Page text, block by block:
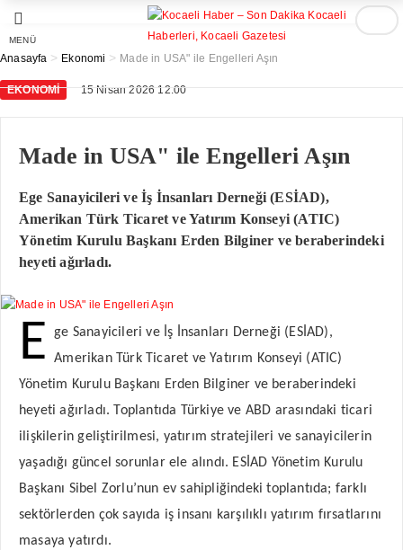
MENÜ
Anasayfa > Ekonomi > Made in USA" ile Engelleri Aşın
EKONOMI 15 Nisan 2026 12:00
Made in USA" ile Engelleri Aşın
Ege Sanayicileri ve İş İnsanları Derneği (ESİAD),
Amerikan Türk Ticaret ve Yatırım Konseyi (ATIC)
Yönetim Kurulu Başkanı Erden Bilginer ve beraberindeki
heyeti ağırladı.
E
ge Sanayicileri ve İş İnsanları Derneği (ESİAD),
Amerikan Türk Ticaret ve Yatırım Konseyi (ATIC)
Yönetim Kurulu Başkanı Erden Bilginer ve beraberindeki
heyeti ağırladı. Toplantıda Türkiye ve ABD arasındaki ticari
ilişkilerin geliştirilmesi, yatırım stratejileri ve sanayicilerin
yaşadığı güncel sorunlar ele alındı. ESİAD Yönetim Kurulu
Başkanı Sibel Zorlu’nun ev sahipliğindeki toplantıda; farklı
sektörlerden çok sayıda iş insanı karşılıklı yatırım fırsatlarını
masaya yatırdı.